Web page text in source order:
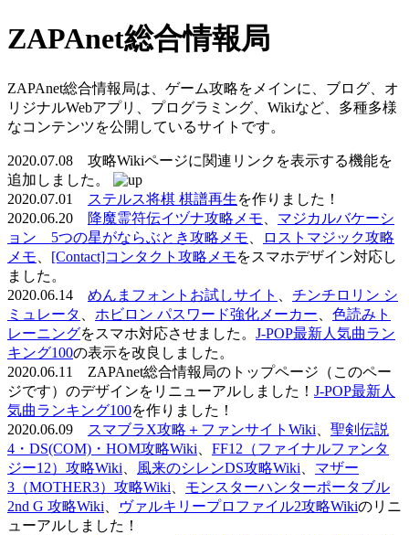
ZAPAnet総合情報局
ZAPAnet総合情報局は、ゲーム攻略をメインに、ブログ、オ
リジナルWebアプリ、プログラミング、Wikiなど、多種多様
なコンテンツを公開しているサイトです。
2020.07.08 攻略Wikiページに関連リンクを表示する機能を
追加しました。
2020.07.01
ステルス将棋 棋譜再生を作りました！
2020.06.20
降魔霊符伝イヅナ攻略メモ
マジカルバケーシ
ョン 5つの星がならぶとき攻略メモ
ロストマジック攻略
メモ
[Contact]コンタクト攻略メモをスマホデザイン対応し
ました。
2020.06.14 めんまフォントお試しサイト
チンチロリン シ
ミュレータ
ホビロン パスワード強化メーカー
色読みト
レーニングをスマホ対応させました。 J-POP最新人気曲ラン
キング100の表示を改良しました。
2020.06.11 ZAPAnet総合情報局のトップページ（このペー
ジです）のデザインをリニューアルしました！ J-POP最新人
気曲ランキング100を作りました！
2020.06.09
スマブラX攻略＋ファンサイトWiki
聖剣伝説
4・DS(COM)・HOM攻略Wiki
FF12（ファイナルファンタ
ジー12）攻略Wiki
風来のシレンDS攻略Wiki
マザー
3（MOTHER3）攻略Wiki
モンスターハンターポータブル
2nd G 攻略Wiki
ヴァルキリープロファイル2攻略Wikiのリニ
ューアルしました！